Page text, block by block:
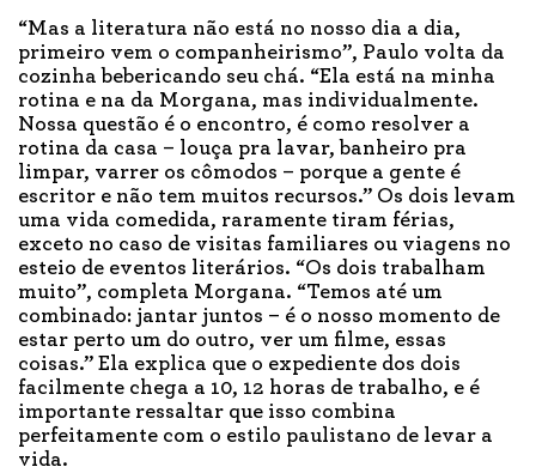
“Mas a literatura não está no nosso dia a dia,
primeiro vem o companheirismo”, Paulo volta da
cozinha bebericando seu chá. “Ela está na minha
rotina e na da Morgana, mas individualmente.
Nossa questão é o encontro, é como resolver a
rotina da casa – louça pra lavar, banheiro pra
limpar, varrer os cômodos – porque a gente é
escritor e não tem muitos recursos.” Os dois levam
uma vida comedida, raramente tiram férias,
exceto no caso de visitas familiares ou viagens no
esteio de eventos literários. “Os dois trabalham
muito”, completa Morgana. “Temos até um
combinado: jantar juntos – é o nosso momento de
estar perto um do outro, ver um filme, essas
coisas.” Ela explica que o expediente dos dois
facilmente chega a 10, 12 horas de trabalho, e é
importante ressaltar que isso combina
perfeitamente com o estilo paulistano de levar a
vida.